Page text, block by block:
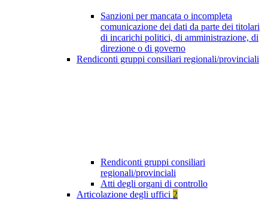
Sanzioni per mancata o incompleta
comunicazione dei dati da parte dei titolari
di incarichi politici, di amministrazione, di
direzione o di governo
Rendiconti gruppi consiliari regionali/provinciali
Rendiconti gruppi consiliari
regionali/provinciali
Atti degli organi di controllo
Articolazione degli uffici 2